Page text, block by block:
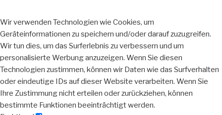
Wir verwenden Technologien wie Cookies, um
Geräteinformationen zu speichern und/oder darauf zuzugreifen.
Wir tun dies, um das Surferlebnis zu verbessern und um
personalisierte Werbung anzuzeigen. Wenn Sie diesen
Technologien zustimmen, können wir Daten wie das Surfverhalten
oder eindeutige IDs auf dieser Website verarbeiten. Wenn Sie
Ihre Zustimmung nicht erteilen oder zurückziehen, können
bestimmte Funktionen beeinträchtigt werden.